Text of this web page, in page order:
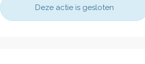
Deze actie is gesloten